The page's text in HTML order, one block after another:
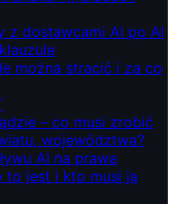
z dostawcami AI po AI
można stracić i za co
– co musi zrobić
województwa?
AI na prawa
to jest i kto musi ją